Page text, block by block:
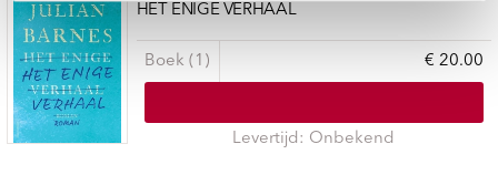
HET ENIGE VERHAAL
Boek (1) € 20.00
Levertijd: Onbekend